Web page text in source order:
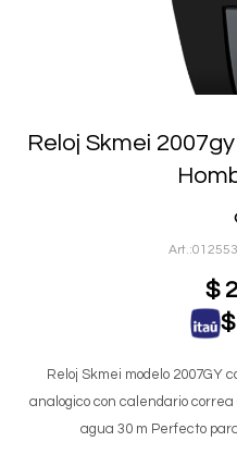
Reloj Skmei
$
$
Reloj Skmei modelo 2007GY
analogico con calendario
agua 30 m Perfecto